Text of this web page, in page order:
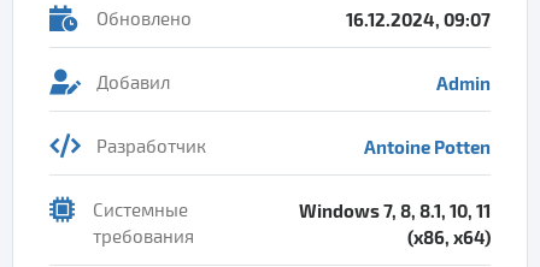
Обновлено 16.12.2024, 09:07
Добавил Admin
Разработчик Antoine Potten
Системные
требования
Windows 7, 8, 8.1, 10, 11
(x86, x64)